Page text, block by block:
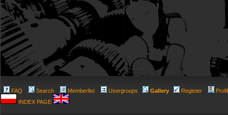
FAQ Search Memberlist Usergroups Gallery Register
INDEX PAGE